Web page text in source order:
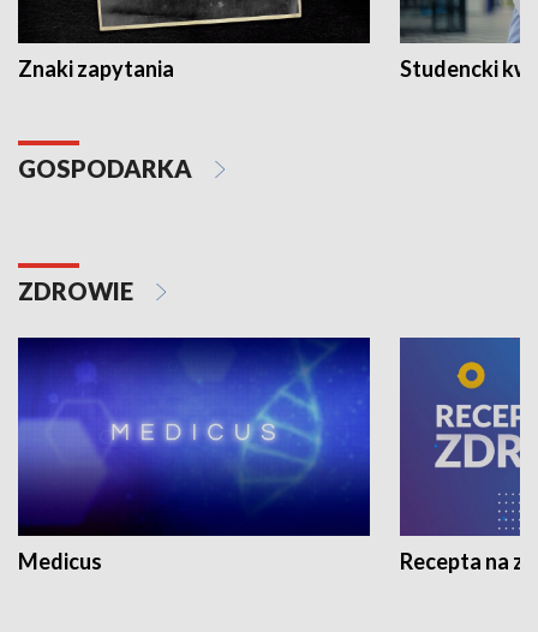
Znaki zapytania Studencki
GOSPODARKA
ZDROWIE
Medicus Recepta na